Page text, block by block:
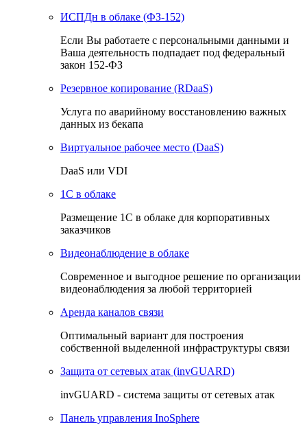
ИСПДн в облаке (ФЗ-152)
Если Вы работаете с персональными данными и
Ваша деятельность подпадает под федеральный
закон 152-ФЗ
Резервное копирование (RDaaS)
Услуга по аварийному восстановлению важных
данных из бекапа
Виртуальное рабочее место (DaaS)
DaaS или VDI
1C в облаке
Размещение 1С в облаке для корпоративных
заказчиков
Видеонаблюдение в облаке
Cовременное и выгодное решение по организации
видеонаблюдения за любой территорией
Аренда каналов связи
Оптимальный вариант для построения
собственной выделенной инфраструктуры связи
Защита от сетевых атак (invGUARD)
invGUARD - система защиты от сетевых атак
Панель управления InoSphere